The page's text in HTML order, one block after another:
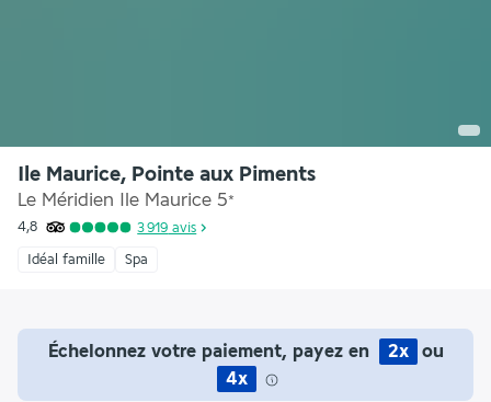
Ile Maurice, Pointe aux Piments
Le Méridien Ile Maurice 5*
4,8 3 919 avis
Idéal famille Spa
Échelonnez votre paiement, payez en 2x
ou
4x